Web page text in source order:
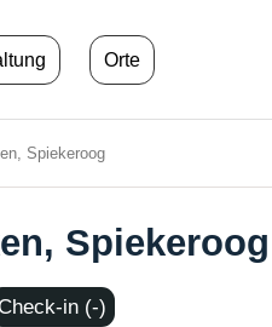
Orte
Spiekeroog
Spiekeroog
in (-)